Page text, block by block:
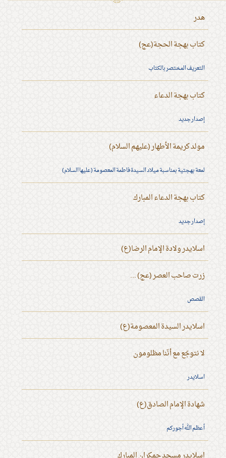
هدر
كتاب بهجة الحجة(عج)
التعريف المختصر بالكتاب
كتاب بهجة الدعاء
إصدار جديد
مولد كريمة الأطهار (عليهم السلام)
لمعة بهجتية بمناسبة ميلاد السيدة فاطمة المعصومة (عليها السلام)
كتاب بهجة الدعاء المبارك
إصدار جديد
اسلايدر ولادة الإمام الرضا(ع)
زرت صاحب العصر (عج) ...
القصص
اسلايدر السيدة المعصومة(ع)
لا نتوجّع مع أنّنا مظلومون
اسلايدر
شهادة الإمام الصادق(ع)
أعظم الله أجوركم